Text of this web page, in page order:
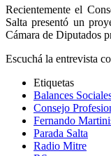
Recientemente el
Salta presentó un
Cámara de Diputados
Escuchá la entrevista
Etiquetas
Balances
Consejo
Fernando
Parada Salta
Radio Mitre